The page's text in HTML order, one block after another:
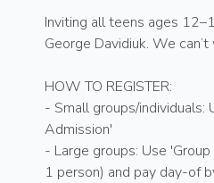
Inviting all teens ages
George Davidiuk. We
HOW TO REGISTER:
- Small groups/individuals:
Admission'
- Large groups: Use
1 person) and pay day-of